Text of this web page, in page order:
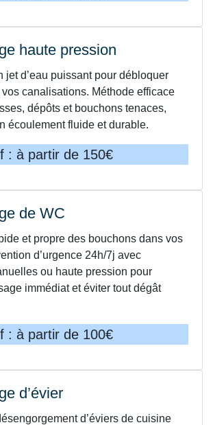
haute pression
jet d’eau puissant pour débloquer
canalisations. Méthode efficace
dépôts et bouchons tenaces,
écoulement fluide et durable.
: à partir de 150€
de WC
et propre des bouchons dans vos
d’urgence 24h/7j avec
ou haute pression pour
immédiat et éviter tout dégât
: à partir de 100€
d’évier
d’éviers de cuisine